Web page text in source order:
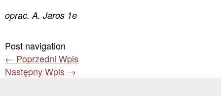
oprac. A. Jaros 1e
Post navigation
← Poprzedni Wpis
Następny Wpis →